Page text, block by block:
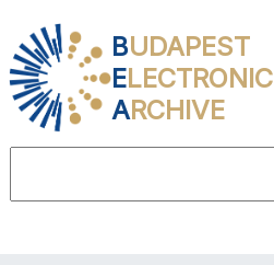
BUDAPEST
ELECTRONIC
ARCHIVE